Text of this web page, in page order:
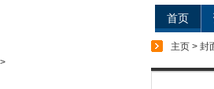
首页
主页 > 封
>